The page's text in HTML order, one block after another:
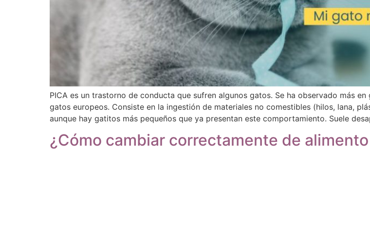
PICA es un trastorno de conducta que sufren algunos gatos. Se ha observado más
gatos europeos. Consiste en la ingestión de materiales no comestibles (hilos, lana,
aunque hay gatitos más pequeños que ya presentan este comportamiento. Suele
¿Cómo cambiar correctamente de